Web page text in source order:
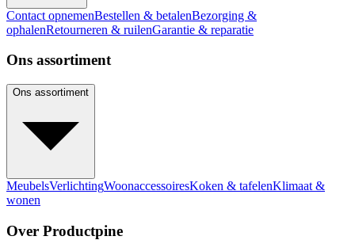
Contact opnemenBestellen & betalenBezorging &
ophalenRetourneren & ruilenGarantie & reparatie
Ons assortiment
Ons assortiment
MeubelsVerlichtingWoonaccessoiresKoken & tafelenKlimaat &
wonen
Over Productpine